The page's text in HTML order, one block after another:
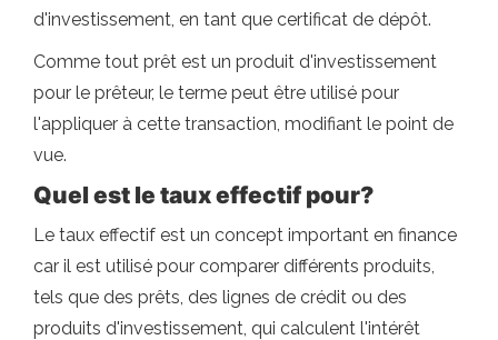
d'investissement, en tant que certificat de dépôt.
Comme tout prêt est un produit d'investissement
pour le prêteur, le terme peut être utilisé pour
l'appliquer à cette transaction, modifiant le point de
vue.
Quel est le taux effectif pour?
Le taux effectif est un concept important en finance
car il est utilisé pour comparer différents produits,
tels que des prêts, des lignes de crédit ou des
produits d'investissement, qui calculent l'intérêt